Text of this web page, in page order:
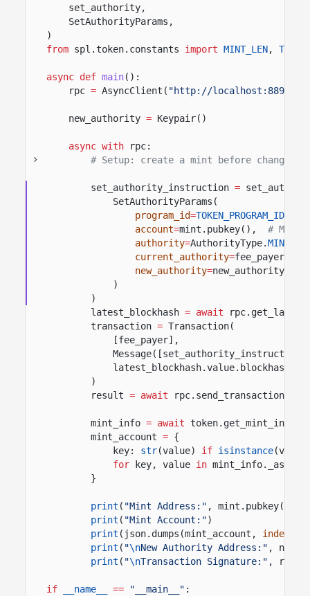
set_authority,
SetAuthorityParams,
)
from spl.token.constants import MINT_LEN,
async def main():
rpc = AsyncClient( "http://localhost:8899"
new_authority = Keypair()
async with
rpc:
# Setup: create a mint before
set_authority_instruction =
SetAuthorityParams(
program_id=TOKEN_PROGRAM_ID
account=mint.pubkey(),
# Mint
authority=AuthorityType.
current_authority=
new_authority=
)
)
latest_blockhash = await
transaction = Transaction(
[fee_payer],
latest_blockhash.value.blockhash,
)
result = await
mint_info = await token.get_mint_info()
mint_account = {
key:
str(value) if isinstance
for
key, value in
}
print ( "Mint Address:" , mint.pubkey())
print ( "Mint Account:")
print (json.dumps(mint_account, indent
print ( "\nNew Authority Address:" ,
print ( "\nTransaction Signature:" ,
if __name__ == "__main__" :